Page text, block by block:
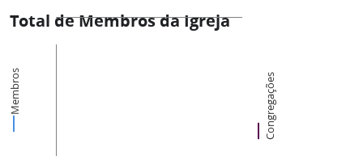
Total de Membros da Igreja
Membros Congregações